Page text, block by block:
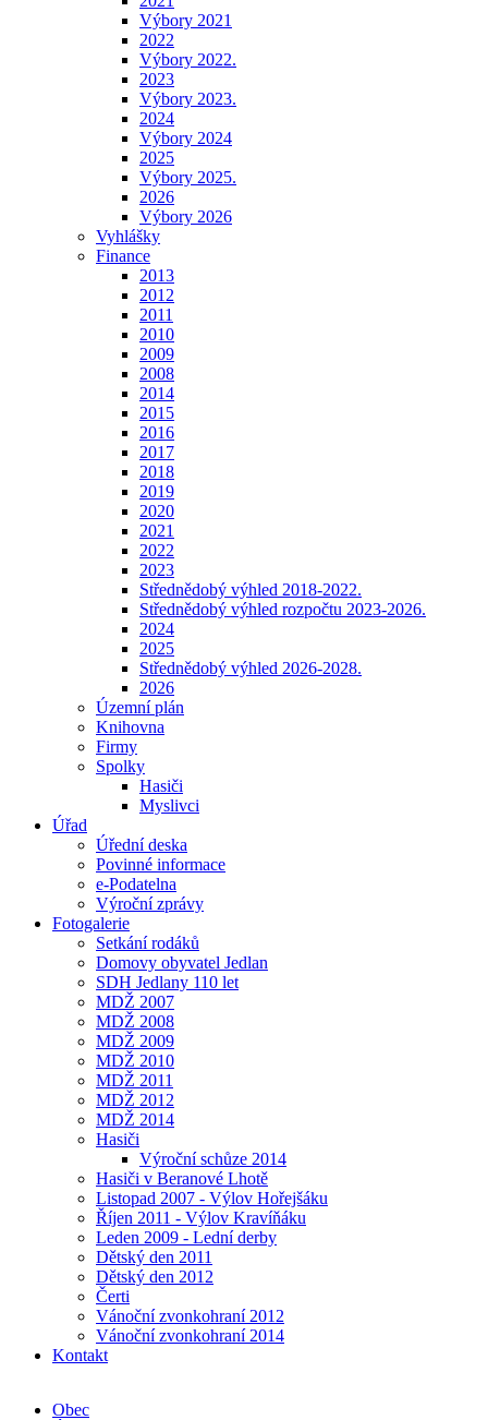
Výbory 2021
2022
Výbory 2022.
2023
Výbory 2023.
2024
Výbory 2024
2025
Výbory 2025.
2026
Výbory 2026
Vyhlášky
Finance
2013
2012
2011
2010
2009
2008
2014
2015
2016
2017
2018
2019
2020
2021
2022
2023
Střednědobý výhled 2018-2022.
Střednědobý výhled rozpočtu 2023-2026.
2024
2025
Střednědobý výhled 2026-2028.
2026
Územní plán
Knihovna
Firmy
Spolky
Hasiči
Myslivci
Úřad
Úřední deska
Povinné informace
e-Podatelna
Výroční zprávy
Fotogalerie
Setkání rodáků
Domovy obyvatel Jedlan
SDH Jedlany 110 let
MDŽ 2007
MDŽ 2008
MDŽ 2009
MDŽ 2010
MDŽ 2011
MDŽ 2012
MDŽ 2014
Hasiči
Výroční schůze 2014
Hasiči v Beranové Lhotě
Listopad 2007 - Výlov Hořejšáku
Říjen 2011 - Výlov Kravíňáku
Leden 2009 - Lední derby
Dětský den 2011
Dětský den 2012
Čerti
Vánoční zvonkohraní 2012
Vánoční zvonkohraní 2014
Kontakt
Obec